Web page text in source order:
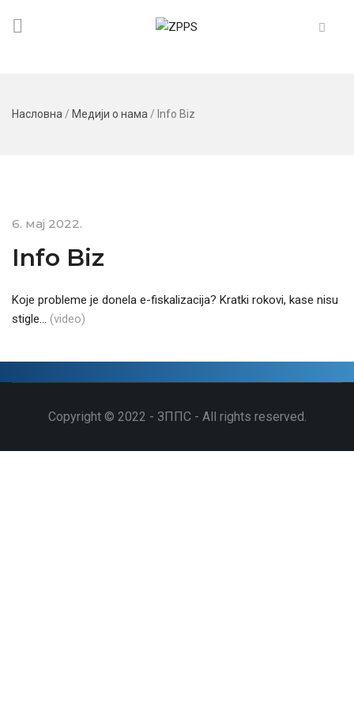
Насловна / Медији о нама / Info Biz
6. мај 2022.
Info Biz
Koje probleme je donela e-fiskalizacija? Kratki rokovi, kase nisu
stigle… (video)
Copyright © 2022 - ЗППС - All rights reserved.